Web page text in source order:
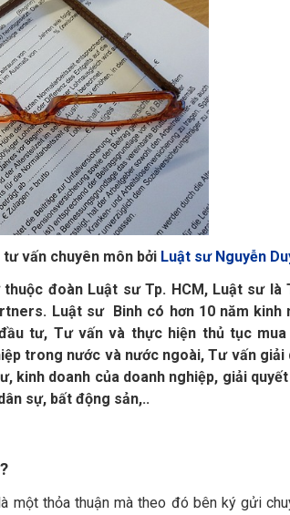
vấn chuyên môn bởi Luật sư Nguyễn
đoàn Luật sư Tp. HCM, Luật sư là
Luật sư Binh có hơn 10 năm
tư, Tư vấn và thực hiện thủ tục mua
trong nước và nước ngoài, Tư vấn
kinh doanh của doanh nghiệp, giải
sự, bất động sản,..
một thỏa thuận mà theo đó bên ký gửi